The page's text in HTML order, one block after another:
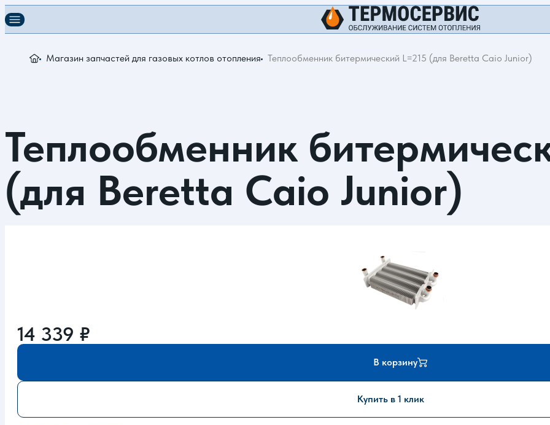
Магазин запчастей для газовых котлов отопления Теплообменник битермический L=215 (для Beretta Caio Junior)
Теплообменник
(для Beretta Caio Junior)
14 339 ₽
В корзину
Купить в 1 клик